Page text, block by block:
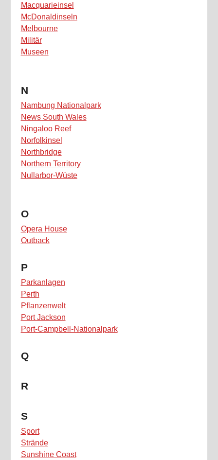
Macquarieinsel
McDonaldinseln
Melbourne
Militär
Museen
N
Nambung Nationalpark
News South Wales
Ningaloo Reef
Norfolkinsel
Northbridge
Northern Territory
Nullarbor-Wüste
O
Opera House
Outback
P
Parkanlagen
Perth
Pflanzenwelt
Port Jackson
Port-Campbell-Nationalpark
Q
R
S
Sport
Strände
Sunshine Coast